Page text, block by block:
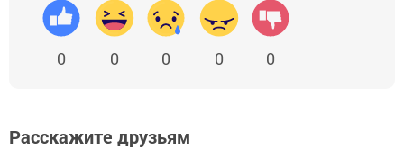
0 0 0 0 0
Расскажите друзьям